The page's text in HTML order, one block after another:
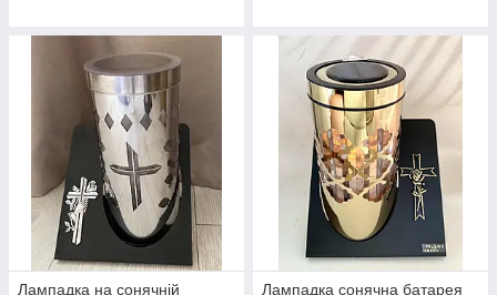
Лампадка на сонячній
Лампадка сонячна батарея